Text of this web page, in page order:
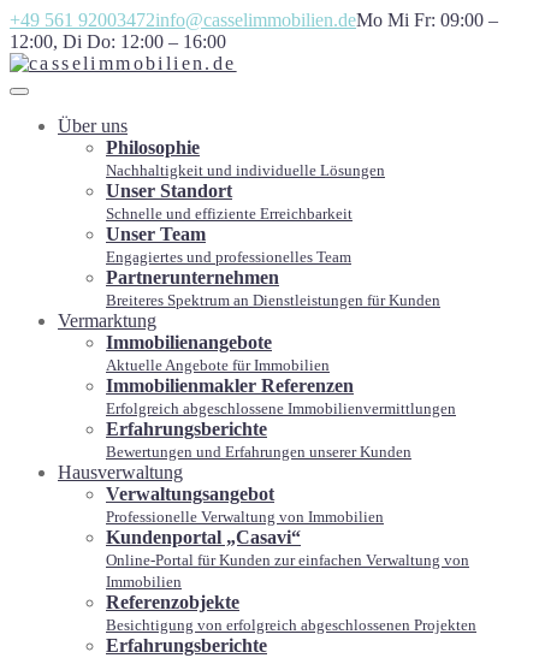
+49 561 92003472info@casselimmobilien.deMo Mi Fr: 09:00 –
12:00, Di Do: 12:00 – 16:00
Über uns
Philosophie
Nachhaltigkeit und individuelle Lösungen
Unser Standort
Schnelle und effiziente Erreichbarkeit
Unser Team
Engagiertes und professionelles Team
Partnerunternehmen
Breiteres Spektrum an Dienstleistungen für Kunden
Vermarktung
Immobilienangebote
Aktuelle Angebote für Immobilien
Immobilienmakler Referenzen
Erfolgreich abgeschlossene Immobilienvermittlungen
Erfahrungsberichte
Bewertungen und Erfahrungen unserer Kunden
Hausverwaltung
Verwaltungsangebot
Professionelle Verwaltung von Immobilien
Kundenportal „Casavi“
Online-Portal für Kunden zur einfachen Verwaltung von
Immobilien
Referenzobjekte
Besichtigung von erfolgreich abgeschlossenen Projekten
Erfahrungsberichte